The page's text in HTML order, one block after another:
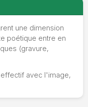
une dimension
poétique entre en
(gravure,
avec l'image,